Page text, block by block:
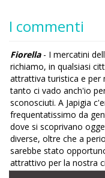
I commenti
Fiorella- I mercatini
richiamo, in qualsiasi
attrattiva turistica e per
tanto ci vado anch'io
sconosciuti. A Japigia
frequentatissimo da
dove si scoprivano
diverse, oltre che a
sarebbe stato
attrattivo per la nostra